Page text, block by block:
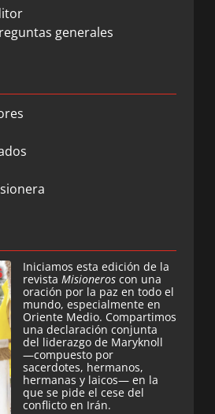
generales
Iniciamos esta edición de la
revista Misioneros con una
oración por la paz en todo el
mundo, especialmente en
Oriente Medio. Compartimos
una declaración conjunta
del liderazgo de Maryknoll
—compuesto por
sacerdotes, hermanos,
hermanas y laicos— en la
que se pide el cese del
conflicto en Irán.